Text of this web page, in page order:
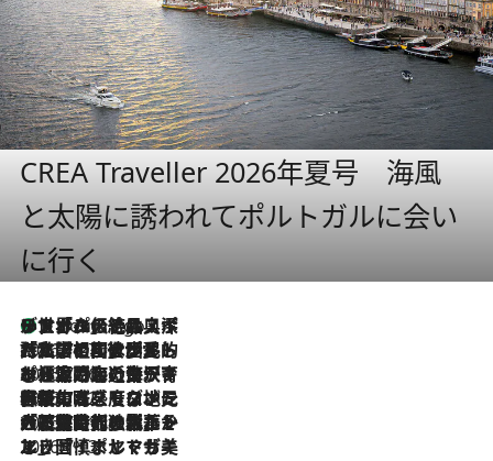
CREA Traveller 2026年夏号 海風
と太陽に誘われてポルトガルに会い
に行く
5 Hours Ago
リスボンの絶品スイーツ「パステル・デ・ナタ」とは？ポルトガル伝統の奥深い世界へ
2026.7.27
「私の祖国はポルトガル語です」国民的詩人フェルナンド・ペソアと、彼が愛した文学の街を歩く
2026.7.26
ポルトガル近海が育む極上の海の幸。キリリと冷えた白ワインと愉しむ、シーフード専門店の贅沢
2026.7.22
伝統の味をモダンに昇華。高感度な地元客が集う、リスボンの最旬ガストロノミー
2026.7.21
大航海時代の栄華から、震災、独裁、そして革命へ。ポルトガル・首都リスボンの石畳に刻まれた「歴史の光と影」
2026.7.13
エッセイ・ヤマザキマリ「慎ましくも美しき国 ポルトガル」